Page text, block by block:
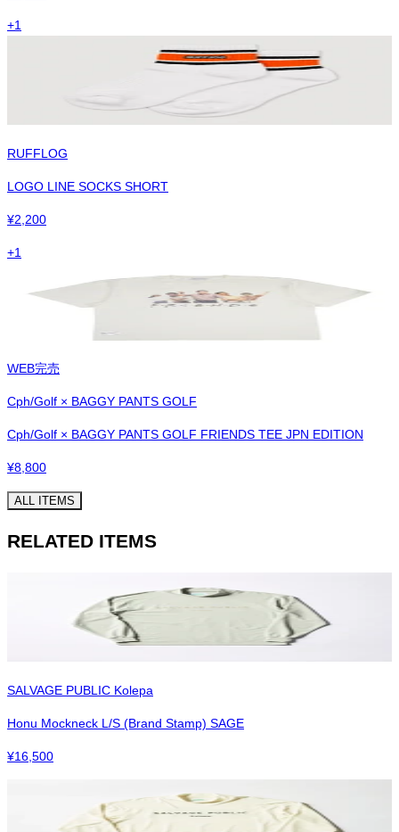
+1
RUFFLOG
LOGO LINE SOCKS SHORT
¥2,200
+1
WEB完売
Cph/Golf × BAGGY PANTS GOLF
Cph/Golf × BAGGY PANTS GOLF FRIENDS TEE JPN EDITION
¥8,800
ALL ITEMS
RELATED ITEMS
SALVAGE PUBLIC Kolepa
Honu Mockneck L/S (Brand Stamp) SAGE
¥16,500